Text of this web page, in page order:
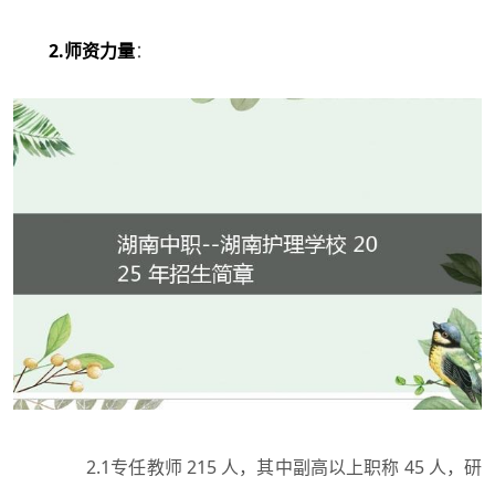
2.师资力量：
2.1专任教师 215 人，其中副高以上职称 45 人，研